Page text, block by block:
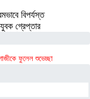
বিপর্যস্ত
গ্রেপ্তার
ফুলেল শুভেচ্ছা